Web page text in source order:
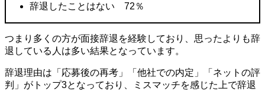
辞退したことはない 72％
つまり多くの方が面接辞退を経験しており、思ったよりも辞
退している人は多い結果となっています。
辞退理由は「応募後の再考」「他社での内定」「ネットの評
判」がトップ3となっており、ミスマッチを感じた上で辞退